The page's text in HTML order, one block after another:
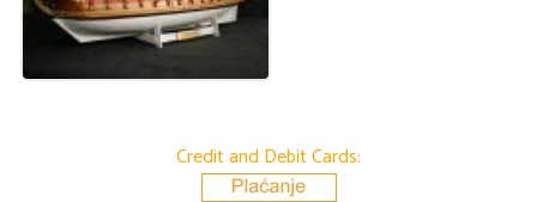
Credit and Debit Cards: